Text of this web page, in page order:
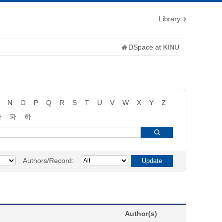
Library
DSpace at KINU
N O P Q R S T U V W X Y
Z
파
하
Authors/Record:
Author(s)